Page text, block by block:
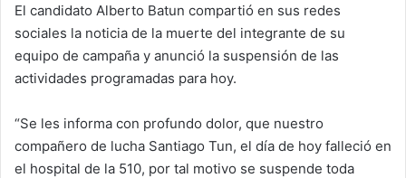
El candidato Alberto Batun compartió en sus redes
sociales la noticia de la muerte del integrante de su
equipo de campaña y anunció la suspensión de las
actividades programadas para hoy.
“Se les informa con profundo dolor, que nuestro
compañero de lucha Santiago Tun, el día de hoy falleció en
el hospital de la 510, por tal motivo se suspende toda